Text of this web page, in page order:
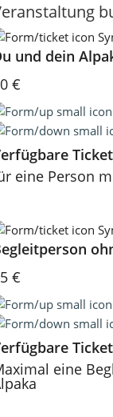
und dein
€
eine Person
€
eine